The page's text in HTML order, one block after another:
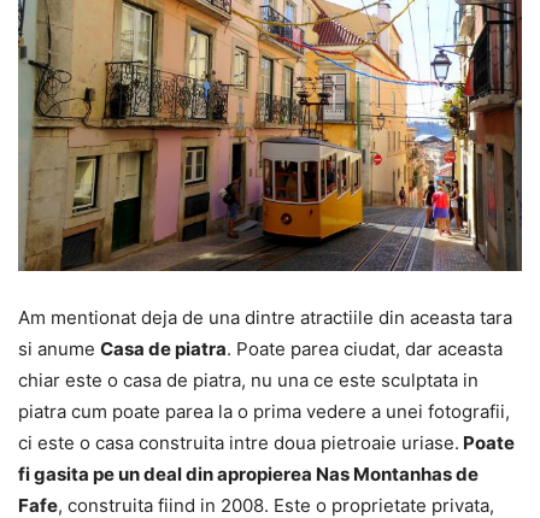
Am mentionat deja de una dintre atractiile din aceasta tara
si anume Casa de piatra. Poate parea ciudat, dar aceasta
chiar este o casa de piatra, nu una ce este sculptata in
piatra cum poate parea la o prima vedere a unei fotografii,
ci este o casa construita intre doua pietroaie uriase. Poate
fi gasita pe un deal din apropierea Nas Montanhas de
Fafe, construita fiind in 2008. Este o proprietate privata,